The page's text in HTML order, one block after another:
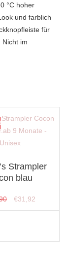
°C hoher
und farblich
für
Nicht im
Strampler
blau
Ursprünglicher
Preis
€31,92Aktueller
Preis